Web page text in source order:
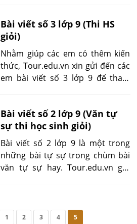
Bài viết số 3 lớp 9 (Thi HS
giỏi)
Nhằm giúp các em có thêm kiến
thức, Tour.edu.vn xin gửi đến các
em bài viết số 3 lớp 9 để tham
Bài viết số 2 lớp 9 (Văn tự
sự thi học sinh giỏi)
Bài viết số 2 lớp 9 là một trong
những bài tự sự trong chùm bài
văn tự sự hay. Tour.edu.vn gửi
thức và kỹ năng hành văn tốt hơn.
1 2 3 4 5